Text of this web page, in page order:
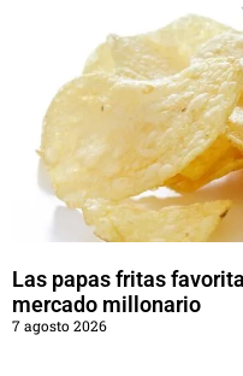
Las papas fritas
mercado millonario
7 agosto 2026